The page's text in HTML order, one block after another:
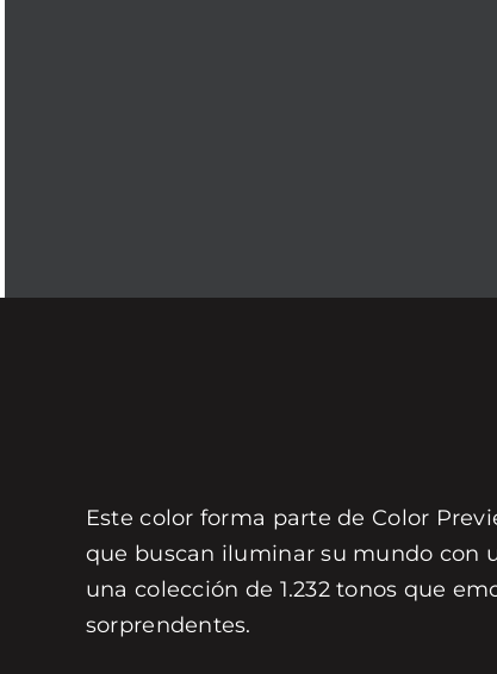
Este color forma parte de Color
que buscan iluminar su mundo con
una colección de 1.232 tonos que
sorprendentes.